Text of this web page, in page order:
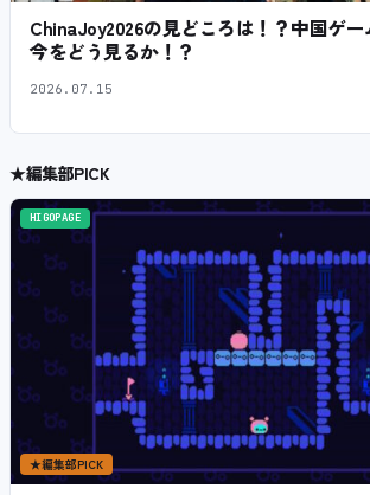
ChinaJoy2026の見どころは！？中国ゲ
今をどう見るか！？
2026.07.15
★編集部PICK
HIGOPAGE
★編集部PICK